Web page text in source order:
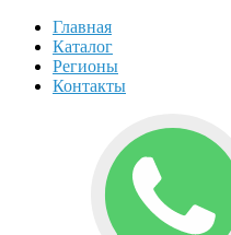
Главная
Каталог
Регионы
Контакты